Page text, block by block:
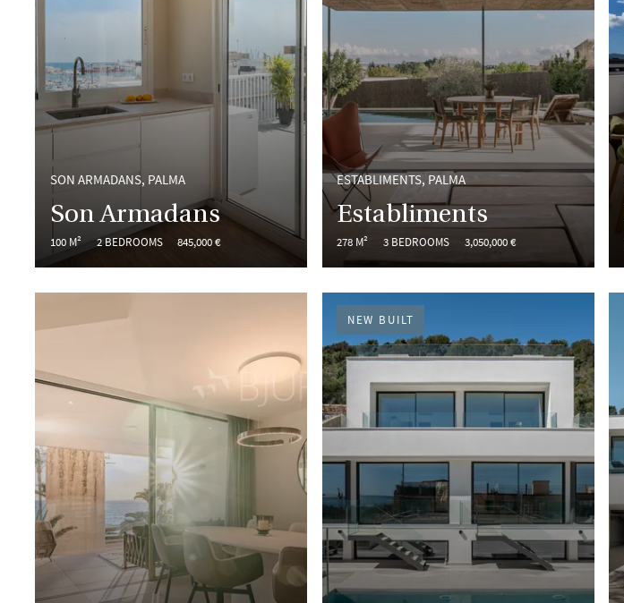
SON ARMADANS, PALMA
Son Armadans
100 M² 2 BEDROOMS 845,000 €
ESTABLIMENTS, PALMA
Establiments
278 M² 3 BEDROOMS 3,050,000 €
NEW BUILT